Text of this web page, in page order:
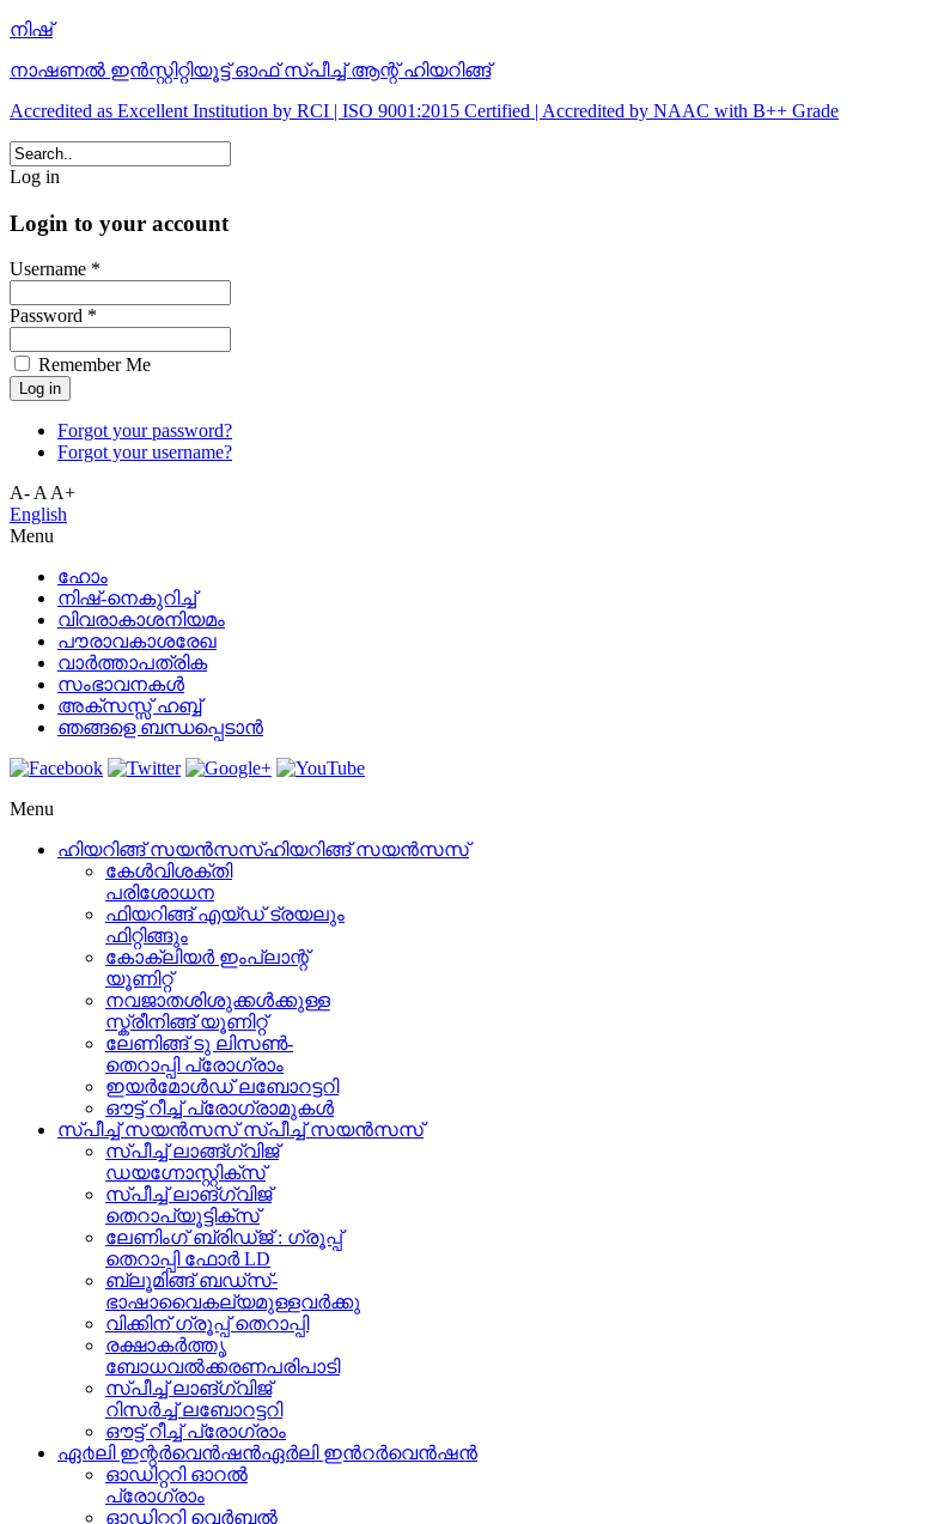
നിഷ്‌
നാഷണല്‍ ഇന്‍സ്റ്റിറ്റിയൂട്ട്‌ ഓഫ്‌ സ്‌പീച്ച്‌ ആന്റ് ഹിയറിങ്ങ്‌
Accredited as Excellent Institution by RCI | ISO 9001:2015 Certified | Accredited by NAAC with B++ Grade
Log in
Login to your account
Username *
Password *
Remember Me
Forgot your password?
Forgot your username?
A-AA+
English
Menu
ഹോം
നിഷ്-നെകുറിച്ച്
വിവരാകാശനിയമം
പൗരാവകാശരേഖ
വാർത്താപത്രിക
സംഭാവനകൾ
അക്സസ്സ് ഹബ്ബ്
ഞങ്ങളെ ബന്ധപ്പെടാൻ
Menu
ഹിയറിങ്ങ് സയൻസസ്ഹിയറിങ്ങ് സയൻസസ്
കേള്‍വിശക്തി
പരിശോധന
ഫിയറിങ്ങ് എയ്ഡ് ട്രയലും
ഫിറ്റിങ്ങും
കോക്ലിയർ ഇംപ്ലാന്റ്
യൂണിറ്റ്
നവജാതശിശുക്കൾക്കുള്ള
സ്ക്രീനിങ്ങ് യൂണിറ്റ്
ലേണിങ്ങ് ടു ലിസൺ-
തെറാപ്പി പ്രോഗ്രാം
ഇയർമോൾഡ് ലബോറട്ടറി
ഔട്ട് റീച്ച് പ്രോഗ്രാമുകൾ
സ്പീച്ച് സയൻസസ്സ്പീച്ച് സയൻസസ്
സ്പീച്ച് ലാങ്ങ്ഗ്വിജ്
ഡയഗ്നോസ്റ്റിക്സ്
സ്പീച്ച് ലാങ്ഗ്വിജ്
തെറാപ്യൂട്ടിക്സ്
ലേണിംഗ് ബ്രിഡ്ജ് : ഗ്രൂപ്പ്‌
തെറാപ്പി ഫോർ LD
ബ്ലൂമിങ്ങ് ബഡ്സ്-
ഭാഷാവൈകല്യമുള്ളവർക്കു
വിക്കിന് ഗ്രൂപ്പ് തെറാപ്പി
രക്ഷാകർത്തൃ
ബോധവൽക്കരണപരിപാടി
സ്പീച്ച് ലാങ്ഗ്വിജ്
റിസർച്ച് ലബോറട്ടറി
ഔട്ട് റീച്ച് പ്രോഗ്രാം
ഏ൪ലി ഇന്റർവെൻഷൻഏര്‍ലി ഇന്‍റർവെൻഷൻ
ഓഡിറ്ററി ഓറൽ
പ്രോഗ്രാം
ഓഡിറ്ററി വെർബൽ